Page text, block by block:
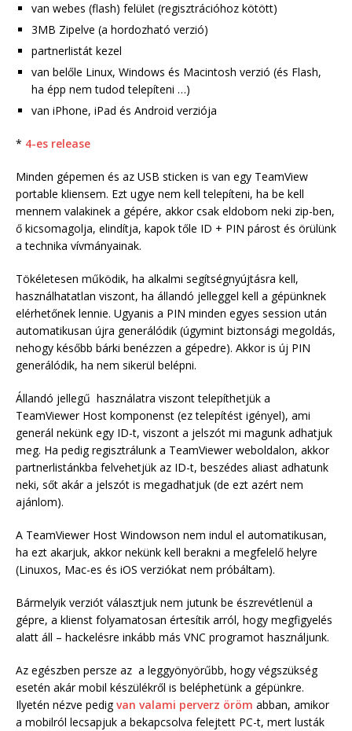
van webes (flash) felület (regisztrációhoz kötött)
3MB Zipelve (a hordozható verzió)
partnerlistát kezel
van belőle Linux, Windows és Macintosh verzió (és Flash,
ha épp nem tudod telepíteni …)
van iPhone, iPad és Android verziója
* 4-es release
Minden gépemen és az USB sticken is van egy TeamView
portable kliensem. Ezt ugye nem kell telepíteni, ha be kell
mennem valakinek a gépére, akkor csak eldobom neki zip-ben,
ő kicsomagolja, elindítja, kapok tőle ID + PIN párost és örülünk
a technika vívmányainak.
Tökéletesen működik, ha alkalmi segítségnyújtásra kell,
használhatatlan viszont, ha állandó jelleggel kell a gépünknek
elérhetőnek lennie. Ugyanis a PIN minden egyes session után
automatikusan újra generálódik (úgymint biztonsági megoldás,
nehogy később bárki benézzen a gépedre). Akkor is új PIN
generálódik, ha nem sikerül belépni.
Állandó jellegű használatra viszont telepíthetjük a
TeamViewer Host komponenst (ez telepítést igényel), ami
generál nekünk egy ID-t, viszont a jelszót mi magunk adhatjuk
meg. Ha pedig regisztrálunk a TeamViewer weboldalon, akkor
partnerlistánkba felvehetjük az ID-t, beszédes aliast adhatunk
neki, sőt akár a jelszót is megadhatjuk (de ezt azért nem
ajánlom).
A TeamViewer Host Windowson nem indul el automatikusan,
ha ezt akarjuk, akkor nekünk kell berakni a megfelelő helyre
(Linuxos, Mac-es és iOS verziókat nem próbáltam).
Bármelyik verziót választjuk nem jutunk be észrevétlenül a
gépre, a klienst folyamatosan értesítik arról, hogy megfigyelés
alatt áll – hackelésre inkább más VNC programot használjunk.
Az egészben persze az a leggyönyörűbb, hogy végszükség
esetén akár mobil készülékről is beléphetünk a gépünkre.
Ilyetén nézve pedigvan valami perverz öröm abban, amikor
a mobilról lecsapjuk a bekapcsolva felejtett PC-t, mert lusták